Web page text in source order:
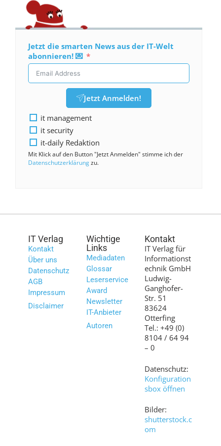
Jetzt die smarten News aus der IT-Welt
abonnieren! 💌
Jetzt Anmelden!
it management
it security
it-daily Redaktion
Mit Klick auf den Button "Jetzt Anmelden" stimme ich der
Datenschutzerklärungzu.
IT Verlag
Kontakt
Über uns
Datenschutz
AGB
Impressum
Disclaimer
Wichtige
Links
Mediadaten
Glossar
Leserservice
Award
Newsletter
IT-Anbieter
Autoren
Kontakt
IT Verlag für
Informationst
echnik GmbH
Ludwig-
Ganghofer-
Str. 51
83624
Otterfing
Tel.: +49 (0)
8104 / 64 94
– 0
Datenschutz:
Konfiguration
sbox öffnen
Bilder:
shutterstock.c
om